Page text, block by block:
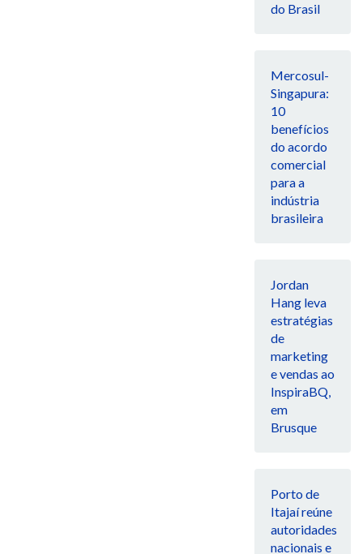
do Brasil
Mercosul-
Singapura:
10
benefícios
do acordo
comercial
para a
indústria
brasileira
Jordan
Hang leva
estratégias
de
marketing
e vendas ao
InspiraBQ,
em
Brusque
Porto de
Itajaí reúne
autoridades
nacionais e